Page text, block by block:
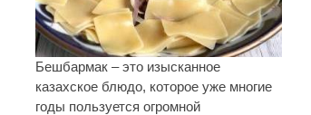
Бешбармак – это изысканное
казахское блюдо, которое уже многие
годы пользуется огромной